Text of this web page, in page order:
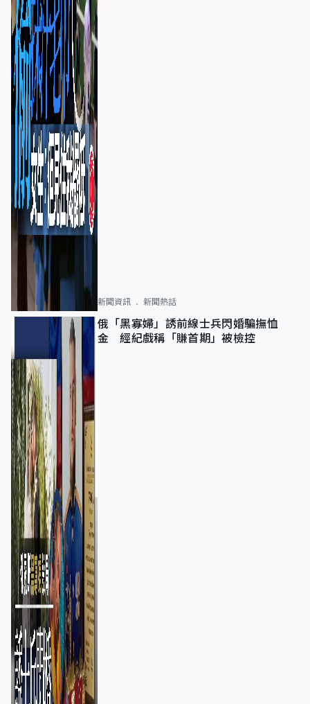
新聞資訊 新聞熱話
俄「黑寡婦」誘前線士兵閃婚騙撫恤
金 經紀戲稱「賺首期」被檢控